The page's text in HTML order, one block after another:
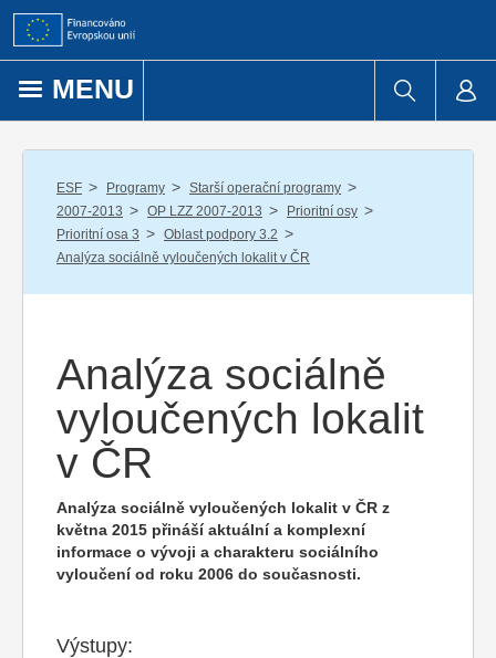
Přejít k obsahu
MENU
ESF / Programy / Starší operační programy /
2007-2013 / OP LZZ 2007-2013 / Prioritní osy /
Prioritní osa 3 / Oblast podpory 3.2 /
Analýza sociálně vyloučených lokalit v ČR
Analýza sociálně
vyloučených lokalit
v ČR
Analýza sociálně vyloučených lokalit v ČR z
května 2015 přináší aktuální a komplexní
informace o vývoji a charakteru sociálního
vyloučení od roku 2006 do současnosti.
Výstupy: